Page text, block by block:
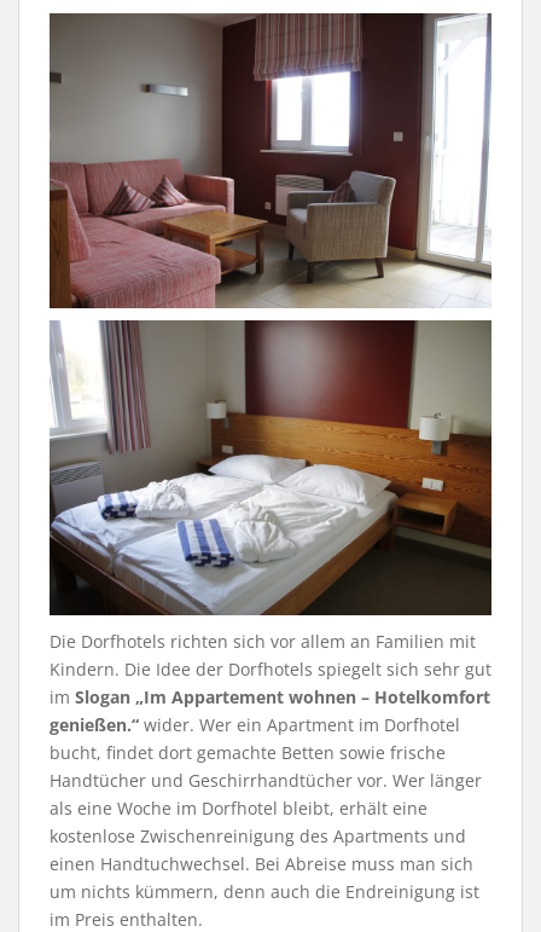
Die Dorfhotels richten sich vor allem an Familien mit
Kindern. Die Idee der Dorfhotels spiegelt sich sehr gut
im Slogan „Im Appartement wohnen – Hotelkomfort
genießen.“ wider. Wer ein Apartment im Dorfhotel
bucht, findet dort gemachte Betten sowie frische
Handtücher und Geschirrhandtücher vor. Wer länger
als eine Woche im Dorfhotel bleibt, erhält eine
kostenlose Zwischenreinigung des Apartments und
einen Handtuchwechsel. Bei Abreise muss man sich
um nichts kümmern, denn auch die Endreinigung ist
im Preis enthalten.